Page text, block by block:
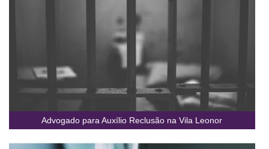
Advogado para Auxílio Reclusão na Vila Leonor